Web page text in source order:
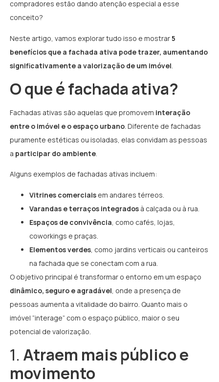
compradores estão dando atenção especial a esse
conceito?
Neste artigo, vamos explorar tudo isso e mostrar5
benefícios que a fachada ativa pode trazer, aumentando
significativamente a valorização de um imóvel
O que é fachada ativa?
Fachadas ativas são aquelas que promovem interação
entre o imóvel e o espaço urbano. Diferente de fachadas
puramente estéticas ou isoladas, elas convidam as pessoas
a participar do ambiente.
Alguns exemplos de fachadas ativas incluem:
Vitrines comerciais em andares térreos.
Varandas e terraços integrados à calçada ou à rua.
Espaços de convivência , como cafés, lojas,
coworkings e praças.
Elementos verdes , como jardins verticais ou canteiros
na fachada que se conectam com a rua.
O objetivo principal é transformar o entorno em um espaço
dinâmico, seguro e agradável , onde a presença de
pessoas aumenta a vitalidade do bairro. Quanto mais o
imóvel “interage” com o espaço público, maior o seu
potencial de valorização.
1. Atraem mais público e
movimento